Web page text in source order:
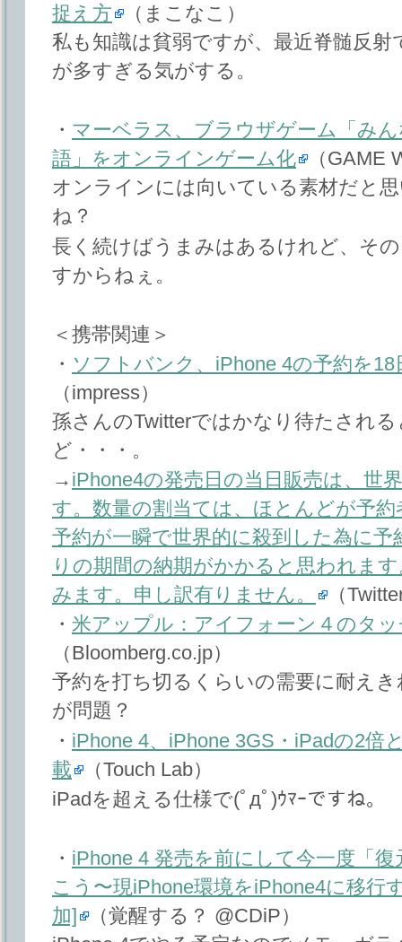
捉え方
（まこなこ）
私も知識は貧弱ですが、最近脊髄反
が多すぎる気がする。
・ マーベラス、ブラウザゲーム「み
語」をオンラインゲーム化
（GAME
オンラインには向いている素材だと
ね？
長く続けばうまみはあるけれど、そ
すからねぇ。
＜携帯関連＞
・ ソフトバンク、iPhone 4の予約を
（impress）
孫さんのTwitterではかなり待たされ
ど・・・。
→ iPhone4の発売日の当日販売は、世
す。数量の割当ては、ほとんどが予
予約が一瞬で世界的に殺到した為に
りの期間の納期がかかると思われま
みます。申し訳有りません。
（
・ 米アップル：アイフォーン４のタ
（Bloomberg.co.jp）
予約を打ち切るくらいの需要に耐え
が問題？
・ iPhone 4、iPhone 3GS・iPadの2倍
載
（Touch Lab）
iPadを超える仕様で(ﾟдﾟ)ｳﾏｰですね。
・ iPhone 4 発売を前にして今一度「
こう〜現iPhone環境をiPhone4に移行
加]
（覚醒する？ @CDiP）